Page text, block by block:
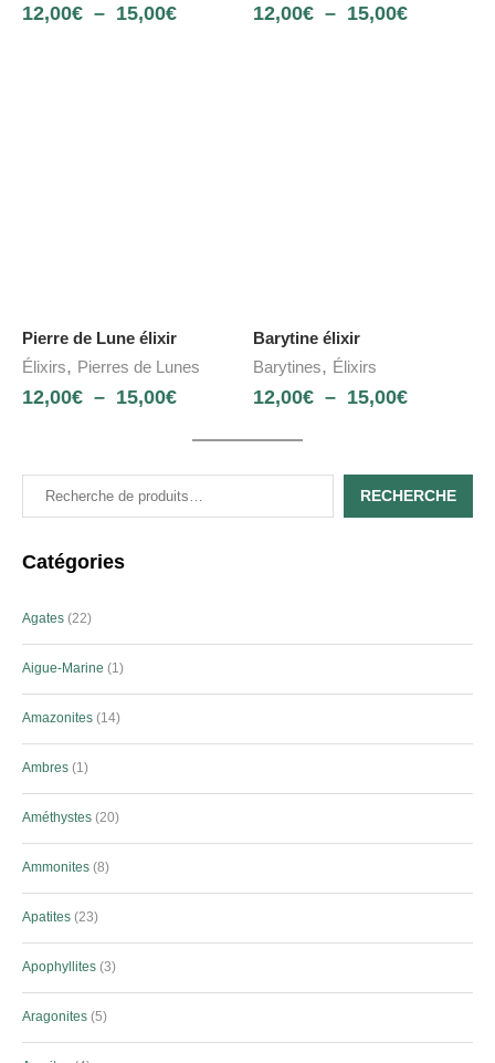
12,00€ – 15,00€ 12,00€ – 15,00€
Pierre de Lune élixir
Élixirs, Pierres de Lunes
12,00€ – 15,00€
Barytine élixir
Barytines, Élixirs
12,00€ – 15,00€
RECHERCHE
Catégories
Agates 22
Aigue-Marine 1
Amazonites 14
Ambres 1
Améthystes 20
Ammonites 8
Apatites 23
Apophyllites 3
Aragonites 5